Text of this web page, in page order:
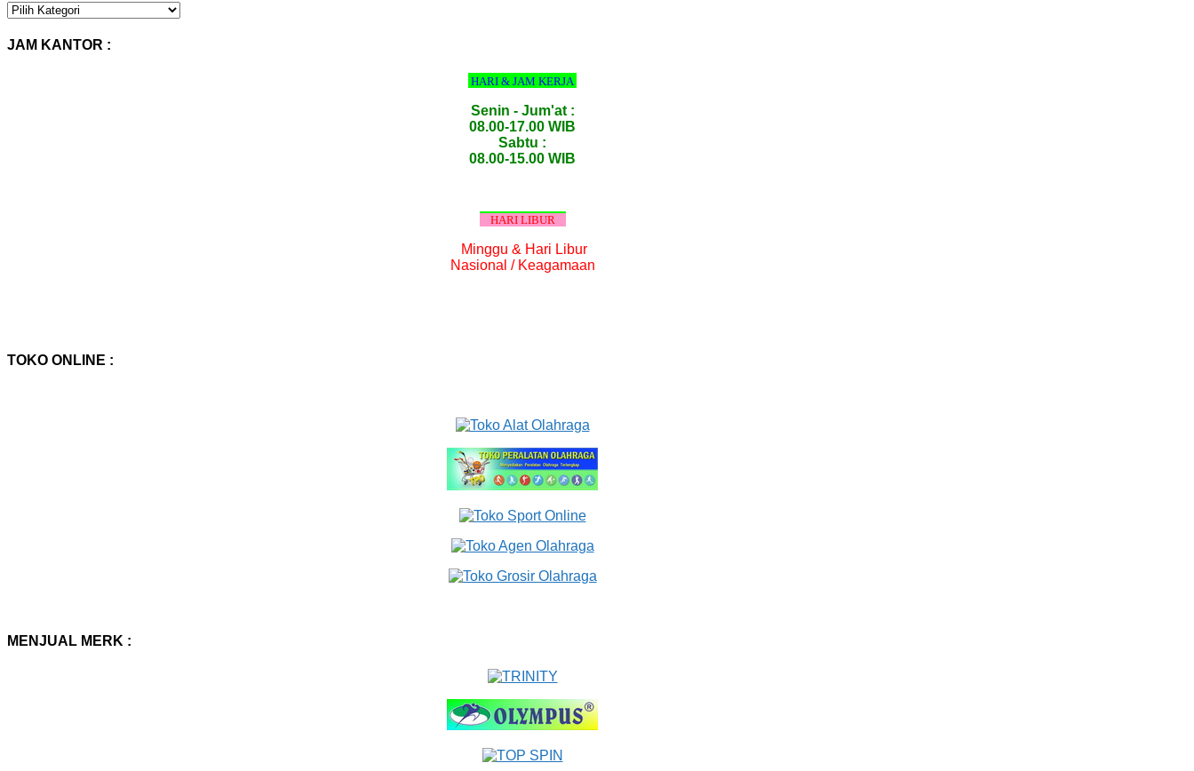
KATEGORI
JAM KANTOR :
HARI & JAM KERJA
Senin - Jum'at :
08.00-17.00 WIB
Sabtu :
08.00-15.00 WIB
HARI LIBUR
Minggu & Hari Libur
Nasional / Keagamaan
TOKO ONLINE :
MENJUAL MERK :